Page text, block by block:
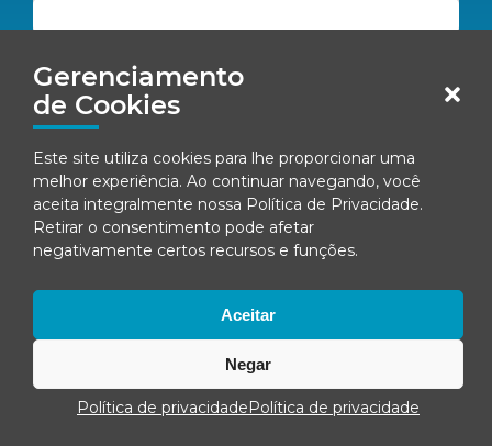
Gerenciamento
de Cookies
Este site utiliza cookies para lhe proporcionar uma
melhor experiência. Ao continuar navegando, você
aceita integralmente nossa Política de Privacidade.
Retirar o consentimento pode afetar
negativamente certos recursos e funções.
Aceitar
Negar
Política de privacidadePolítica de privacidade
Ao se inscrever, você concorda com nossa Política de Privacidade
© Fenacon 2026
Todos os direitos reservados.
Política de privacidade